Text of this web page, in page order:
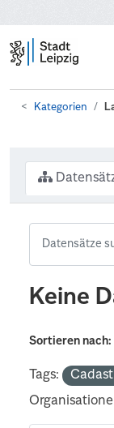
Kategorien
Keine
Sortieren nach
Tags: